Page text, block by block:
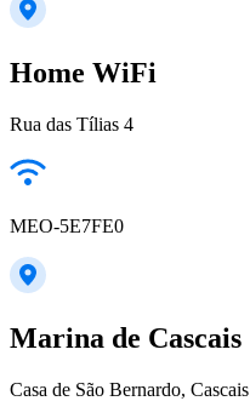
Home WiFi
Rua das Tílias 4
MEO-5E7FE0
Marina de Cascais
Casa de São Bernardo, Cascais